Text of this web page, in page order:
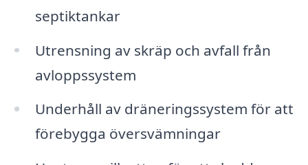
septiktankar
Utrensning av skräp och avfall från
avloppssystem
Underhåll av dräneringssystem för att
förebygga översvämningar